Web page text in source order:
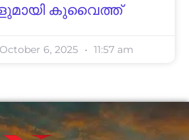
കുവൈത്ത്
October 6, 2025 11:57 am